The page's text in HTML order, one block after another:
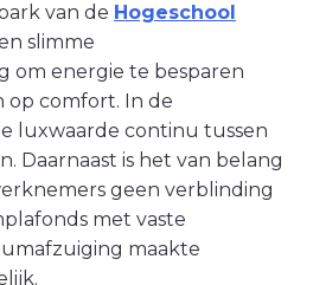
van de Hogeschool
slimme
om energie te besparen
op comfort. In de
luxwaarde continu tussen
Daarnaast is het van belang
geen verblinding
met vaste
maakte